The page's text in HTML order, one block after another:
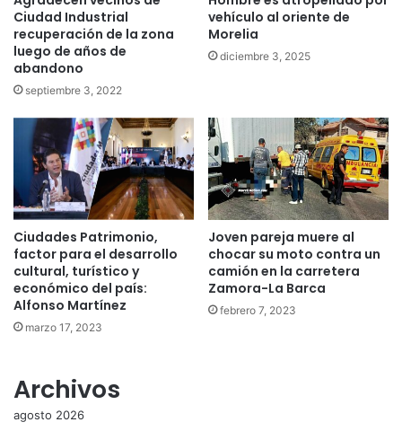
Ciudad Industrial
recuperación de la zona
luego de años de
abandono
septiembre 3, 2022
vehículo al oriente de
Morelia
diciembre 3, 2025
Ciudades Patrimonio,
factor para el desarrollo
cultural, turístico y
económico del país:
Alfonso Martínez
marzo 17, 2023
Joven pareja muere al
chocar su moto contra un
camión en la carretera
Zamora-La Barca
febrero 7, 2023
Archivos
agosto 2026